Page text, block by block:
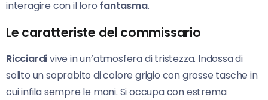
interagire con il loro fantasma.
Le caratteriste del commissario
Ricciardivive in un’atmosfera di tristezza. Indossa di
solito un soprabito di colore grigio con grosse tasche in
cui infila sempre le mani. Si occupa con estrema